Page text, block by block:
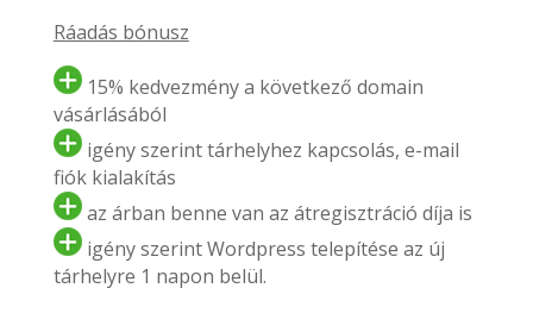
Ráadás bónusz
15% kedvezmény a következő domain
vásárlásából
igény szerint tárhelyhez kapcsolás, e-mail
fiók kialakítás
az árban benne van az átregisztráció díja is
igény szerint Wordpress telepítése az új
tárhelyre 1 napon belül.